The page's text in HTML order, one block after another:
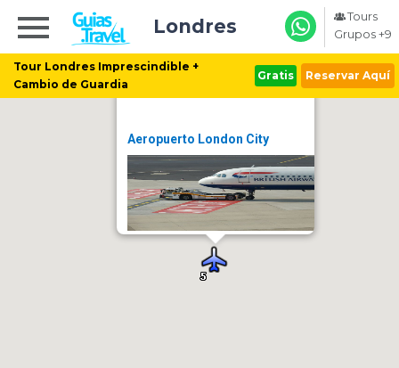
Tour Londres Imprescindible +
Cambio de Guardia
Gratis Reservar Aquí
Londres
Tours
Grupos +9
Aeropuerto London City